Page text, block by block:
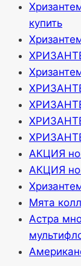
купить
АКЦИЯ
АКЦИЯ
Мята
Астра